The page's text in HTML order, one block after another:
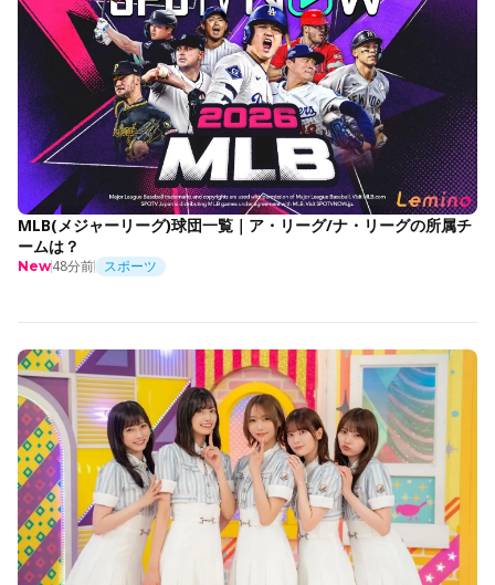
MLB(メジャーリーグ)球団一覧｜ア・リーグ/ナ・リーグの所属チ
ームは？
New48分前 スポーツ